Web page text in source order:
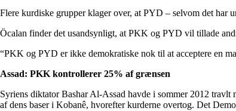
Flere kurdiske grupper klager over, at PYD – selvom det har
Öcalan finder det usandsynligt, at PKK og PYD vil tillade
“PKK og PYD er ikke demokratiske nok til at acceptere en
Assad: PKK kontrollerer 25% af grænsen
Syriens diktator Bashar Al-Assad havde i sommer 2012
af dens baser i Kobanê, hvorefter kurderne overtog. Det